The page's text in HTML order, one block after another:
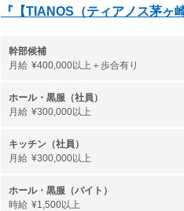
『【TIANOS（ティアノス茅ヶ
幹部候補
月給 ¥400,000以上＋歩合有り
ホール・黒服（社員）
月給 ¥300,000以上
キッチン（社員）
月給 ¥300,000以上
ホール・黒服（バイト）
時給 ¥1,500以上